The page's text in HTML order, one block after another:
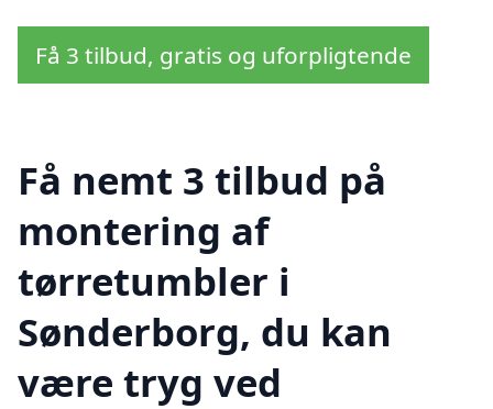
Få 3 tilbud, gratis og uforpligtende
Få nemt 3 tilbud på
montering af
tørretumbler i
Sønderborg, du kan
være tryg ved